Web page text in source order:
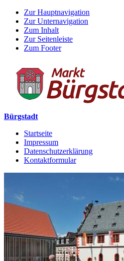
Zur Hauptnavigation
Zur Unternavigation
Zum Inhalt
Zur Seitenleiste
Zum Footer
Bürgstadt
Startseite
Impressum
Datenschutzerklärung
Kontaktformular